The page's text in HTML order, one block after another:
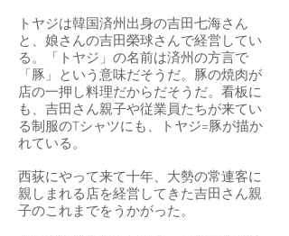
トヤジは韓国済州出身の吉田七海さん
と、娘さんの吉田榮球さんで経営してい
る。「トヤジ」の名前は済州の方言で
「豚」という意味だそうだ。豚の焼肉が
店の一押し料理だからだそうだ。看板に
も、吉田さん親子や従業員たちが来てい
る制服のTシャツにも、トヤジ=豚が描か
れている。
西荻にやって来て十年、大勢の常連客に
親しまれる店を経営してきた吉田さん親
子のこれまでをうかがった。